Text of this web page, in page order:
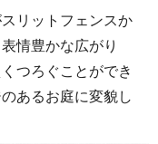
リットフェンスか
情豊かな広がり
つろぐことができ
あるお庭に変貌し